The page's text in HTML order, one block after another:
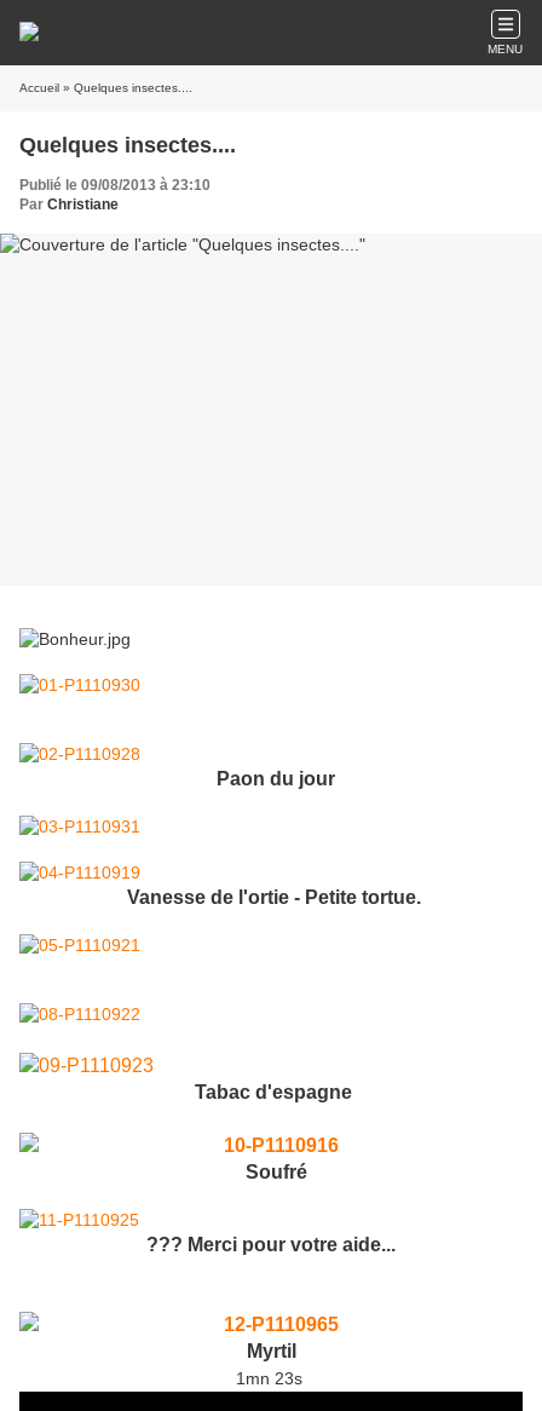
MENU
Accueil » Quelques insectes....
Quelques insectes....
Publié le 09/08/2013 à 23:10
Par Christiane
Paon du jour
Vanesse de l'ortie - Petite tortue.
Tabac d'espagne
Soufré
??? Merci pour votre aide...
Myrtil
1mn 23s